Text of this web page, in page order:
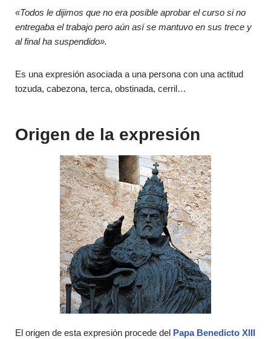
«Todos le dijimos que no era posible aprobar el curso si no
entregaba el trabajo pero aún así se mantuvo en sus trece y
al final ha suspendido».
Es una expresión asociada a una persona con una actitud
tozuda, cabezona, terca, obstinada, cerril…
Origen de la expresión
El origen de esta expresión procede del Papa Benedicto XIII